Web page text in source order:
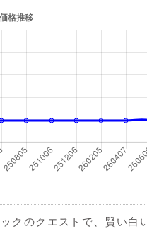
クのクエストで、賢い白